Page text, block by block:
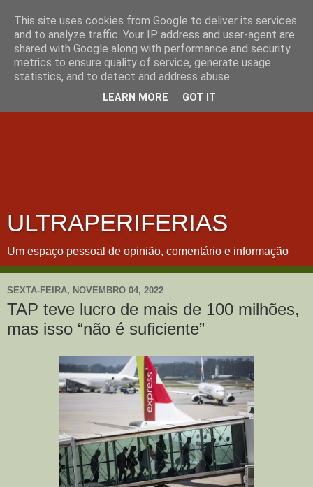
ULTRAPERIFERIAS
Um espaço pessoal de opinião, comentário e informação
SEXTA-FEIRA, NOVEMBRO 04, 2022
TAP teve lucro de mais de 100 milhões,
mas isso “não é suficiente”
This site uses cookies from Google to deliver its services
and to analyze traffic. Your IP address and user-agent are
shared with Google along with performance and security
metrics to ensure quality of service, generate usage
statistics, and to detect and address abuse.
LEARN MORE GOT IT